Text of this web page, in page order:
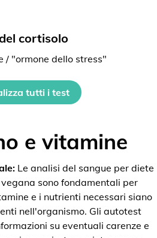
cortisolo
/ "ormone dello stress"
tutti i test
e vitamine
Le analisi del sangue per diete
sono fondamentali per
e i nutrienti necessari siano
nell'organismo. Gli autotest
su eventuali carenze e